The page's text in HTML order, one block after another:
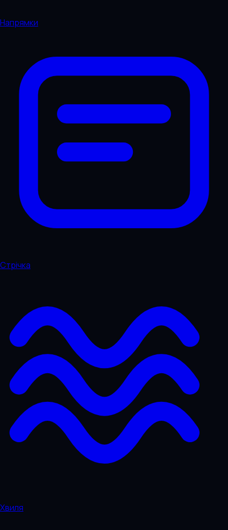
Напрямки
Стрічка
Хвиля